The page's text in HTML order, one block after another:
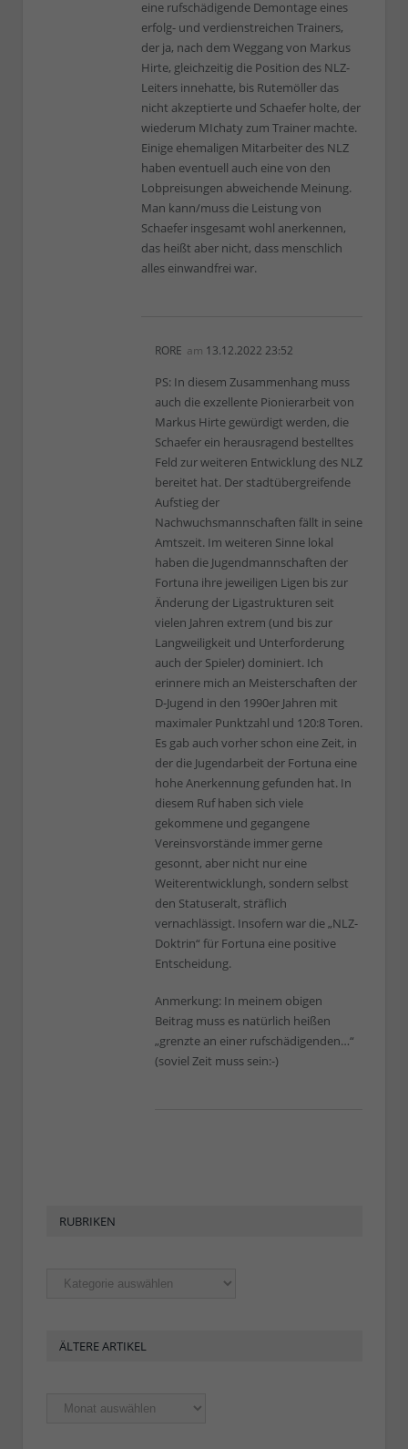
eine rufschädigende Demontage eines
erfolg- und verdienstreichen Trainers,
der ja, nach dem Weggang von Markus
Hirte, gleichzeitig die Position des NLZ-
Leiters innehatte, bis Rutemöller das
nicht akzeptierte und Schaefer holte, der
wiederum MIchaty zum Trainer machte.
Einige ehemaligen Mitarbeiter des NLZ
haben eventuell auch eine von den
Lobpreisungen abweichende Meinung.
Man kann/muss die Leistung von
Schaefer insgesamt wohl anerkennen,
das heißt aber nicht, dass menschlich
alles einwandfrei war.
RORE am 13.12.2022 23:52
PS: In diesem Zusammenhang muss
auch die exzellente Pionierarbeit von
Markus Hirte gewürdigt werden, die
Schaefer ein herausragend bestelltes
Feld zur weiteren Entwicklung des NLZ
bereitet hat. Der stadtübergreifende
Aufstieg der
Nachwuchsmannschaften fällt in seine
Amtszeit. Im weiteren Sinne lokal
haben die Jugendmannschaften der
Fortuna ihre jeweiligen Ligen bis zur
Änderung der Ligastrukturen seit
vielen Jahren extrem (und bis zur
Langweiligkeit und Unterforderung
auch der Spieler) dominiert. Ich
erinnere mich an Meisterschaften der
D-Jugend in den 1990er Jahren mit
maximaler Punktzahl und 120:8 Toren.
Es gab auch vorher schon eine Zeit, in
der die Jugendarbeit der Fortuna eine
hohe Anerkennung gefunden hat. In
diesem Ruf haben sich viele
gekommene und gegangene
Vereinsvorstände immer gerne
gesonnt, aber nicht nur eine
Weiterentwicklungh, sondern selbst
den Statuseralt, sträflich
vernachlässigt. Insofern war die „NLZ-
Doktrin“ für Fortuna eine positive
Entscheidung.
Anmerkung: In meinem obigen
Beitrag muss es natürlich heißen
„grenzte an einer rufschädigenden…“
(soviel Zeit muss sein:-)
RUBRIKEN
Rubriken
ÄLTERE ARTIKEL
Ältere
Artikel